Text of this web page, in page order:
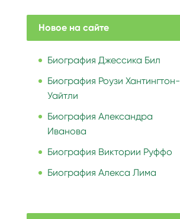
Новое на сайте
Биография Джессика Бил
Биография Роузи Хантингтон-
Уайтли
Биография Александра
Иванова
Биография Виктории Руффо
Биография Алекса Лима